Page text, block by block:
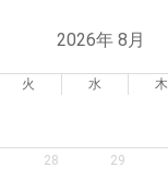
2026年 8月
火 水 木
28 29